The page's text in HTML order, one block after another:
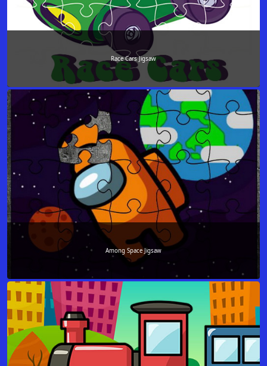
Race Cars Jigsaw
Among Space Jigsaw